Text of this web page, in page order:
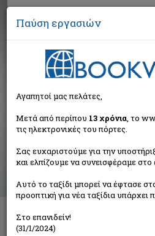
Αναζήτηση
Βιβλία στην
Παιδικά - Εφηβικά
Διαθέσιμες υποκατηγορίες
Παύση εργασιών
Αγαπητοί μας πελάτες,
Μετά από περίπου 13 χρόνια, το
τις ηλεκτρονικές του πόρτες.
Σας ευχαριστούμε για την
και ελπίζουμε να συνεισφέραμε
Αυτό το ταξίδι μπορεί να έφτασε
προοπτική για νέα ταξίδια υπάρχει
Στο επανιδείν!
(31/1/2024)